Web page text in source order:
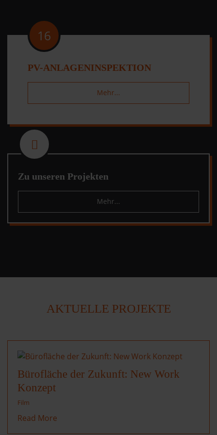
16
PV-ANLAGENINSPEKTION
Mehr...
fas
project-
Zu unseren Projekten
Mehr...
AKTUELLE PROJEKTE
Bürofläche der Zukunft: New Work
Konzept
Film
Read More